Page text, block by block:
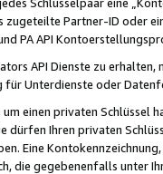
Partner-ID oder
PA API
API Dienste zu
Unterdienste oder
einen privaten
dürfen Ihren privaten
Eine
die gegebenenfalls unter